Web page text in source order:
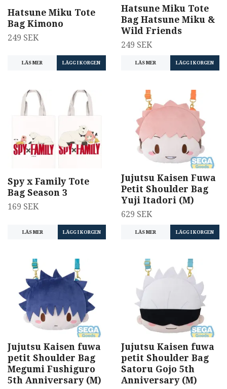
Hatsune Miku Tote
Bag Kimono
249 SEK
LÄS MER LÄGG I KORGEN
Hatsune Miku Tote
Bag Hatsune Miku &
Wild Friends
249 SEK
LÄS MER LÄGG I KORGEN
Spy x Family Tote
Bag Season 3
169 SEK
LÄS MER
Jujutsu Kaisen Fuwa
Petit Shoulder Bag
Yuji Itadori (M)
629 SEK
LÄS MER LÄGG I KORGEN
Jujutsu Kaisen fuwa
petit Shoulder Bag
Megumi Fushiguro
5th Anniversary (M)
Jujutsu Kaisen fuwa
petit Shoulder Bag
Satoru Gojo 5th
Anniversary (M)